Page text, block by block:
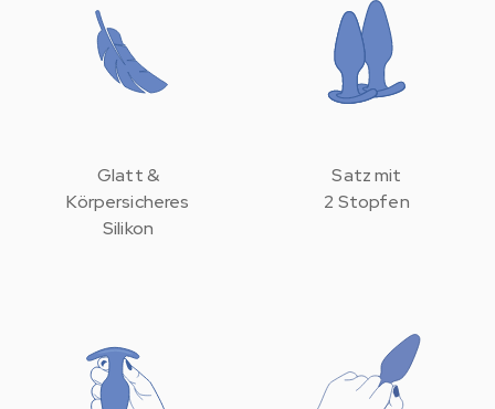
Glatt &
Körpersicheres
Silikon
Satz mit
2 Stopfen